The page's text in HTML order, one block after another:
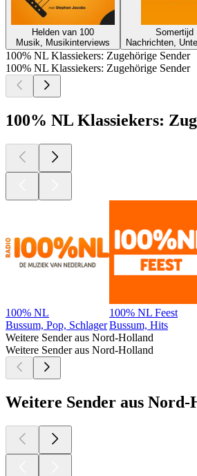
Helden van 100
Musik, Musikinterviews
Somertijd
Nachrichten,
100% NL Klassiekers: Zugehörige Sender
100% NL Klassiekers: Zugehörige Sender
100% NL Klassiekers:
100% NL
Bussum, Pop, Schlager
100% NL Feest
Bussum, Hits
Weitere Sender aus Nord-Holland
Weitere Sender aus Nord-Holland
Weitere Sender aus Nord-